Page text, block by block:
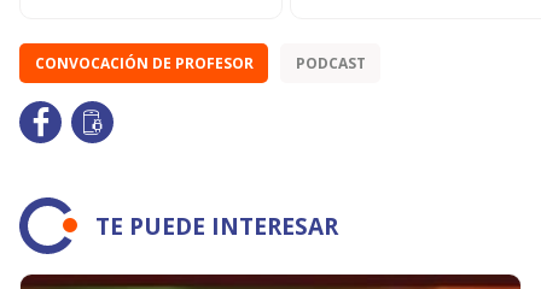
CONVOCACIÓN DE PROFESOR PODCAST
TE PUEDE INTERESAR